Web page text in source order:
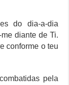
do dia-a-dia
diante de Ti.
conforme o teu
pela